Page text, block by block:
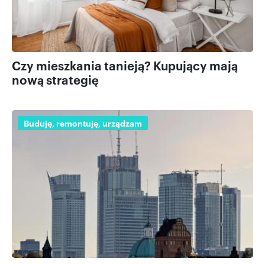
otrzymanymi od Ciebie lub uzyskanymi podczas
korzystania z ich usług.
Czy mieszkania tanieją? Kupujący mają
nową strategię
Buduję, remontuję, urządzam